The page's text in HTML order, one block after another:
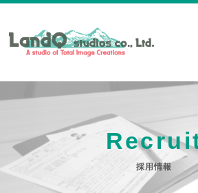
採用情報